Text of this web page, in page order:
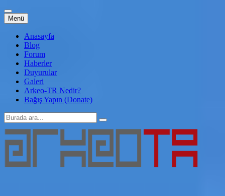
Menü İçeriğe
atla
Anasayfa
Blog
Forum
Haberler
Duyurular
Galeri
Arkeo-TR Nedir?
Bağış Yapın (Donate)
Arama: